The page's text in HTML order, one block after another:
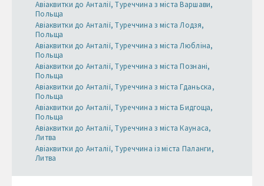
Авіаквитки до Анталії, Туреччина з міста Варшави,
Польща
Авіаквитки до Анталії, Туреччина з міста Лодзя,
Польща
Авіаквитки до Анталії, Туреччина з міста Любліна,
Польща
Авіаквитки до Анталії, Туреччина з міста Познані,
Польща
Авіаквитки до Анталії, Туреччина з міста Гданьска,
Польща
Авіаквитки до Анталії, Туреччина з міста Бидгоща,
Польща
Авіаквитки до Анталії, Туреччина з міста Каунаса,
Литва
Авіаквитки до Анталії, Туреччина із міста Паланги,
Литва